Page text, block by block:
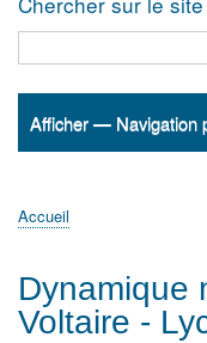
Navigation
Afficher — Navigation
Accueil
ActualitésMATh.en.JEANS ?
Régions et Ateliers
Créer, gérer un
Sujets/Publications
Congrès
d'Ariane
Accueil
Dynamique
Voltaire -